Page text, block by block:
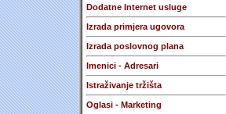
Dodatne Internet usluge
Izrada primjera ugovora
Izrada poslovnog plana
Imenici - Adresari
Istraživanje tržišta
Oglasi - Marketing